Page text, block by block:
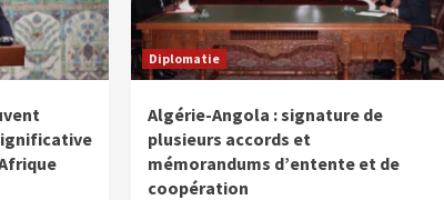
Diplomatie
Algérie-Angola : signature de
plusieurs accords et
mémorandums d’entente et de
coopération